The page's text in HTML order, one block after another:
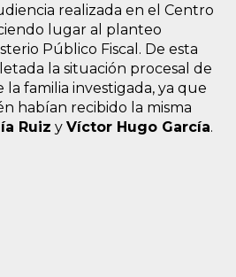
realizada en el Centro
lugar al planteo
Público Fiscal. De esta
la situación procesal de
la familia investigada, ya que
habían recibido la misma
Ruiz y Víctor Hugo García.